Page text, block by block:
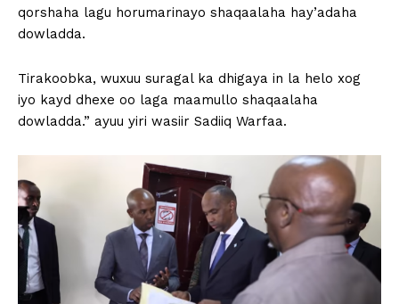
qorshaha lagu horumarinayo shaqaalaha hay’adaha
dowladda.
Tirakoobka, wuxuu suragal ka dhigaya in la helo xog
iyo kayd dhexe oo laga maamullo shaqaalaha
dowladda.” ayuu yiri wasiir Sadiiq Warfaa.